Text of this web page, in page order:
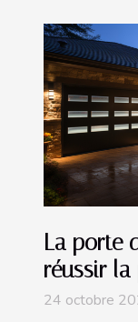
La porte
réussir
24 octobre